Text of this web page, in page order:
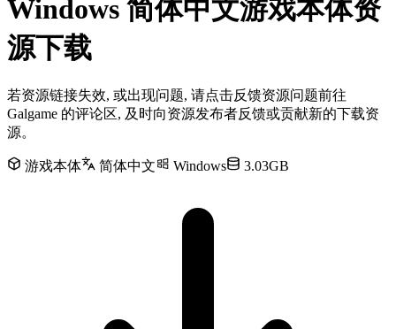
Windows 简体中文游戏本体资
源下载
若资源链接失效, 或出现问题, 请点击反馈资源问题前往
Galgame 的评论区, 及时向资源发布者反馈或贡献新的下载资
源。
游戏本体 简体中文 Windows 3.03GB